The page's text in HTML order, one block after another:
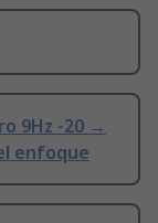
9Hz -20 →
enfoque